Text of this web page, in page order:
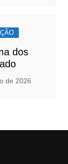
dos
de 2026